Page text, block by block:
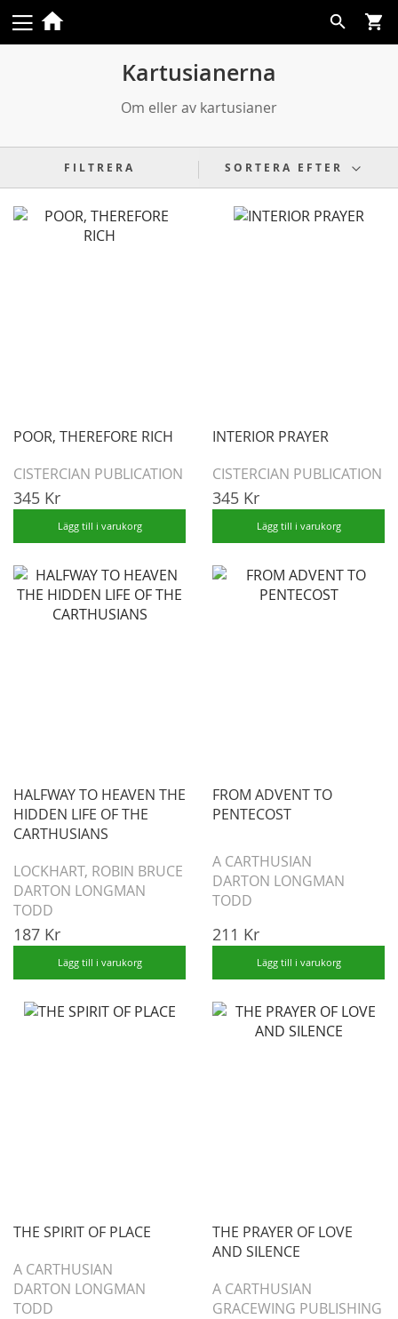
Skip
to
Search
Kartusianerna
Om eller av kartusianer
FILTRERA SORTERA EFTER
POOR, THEREFORE RICH
CISTERCIAN PUBLICATION
345 Kr
Lägg till i varukorg
INTERIOR PRAYER
CISTERCIAN PUBLICATION
345 Kr
Lägg till i varukorg
HALFWAY TO HEAVEN THE
HIDDEN LIFE OF THE
CARTHUSIANS
LOCKHART, ROBIN BRUCE
DARTON LONGMAN
TODD
187 Kr
Lägg till i varukorg
FROM ADVENT TO
PENTECOST
A CARTHUSIAN
DARTON LONGMAN
TODD
211 Kr
Lägg till i varukorg
THE SPIRIT OF PLACE
A CARTHUSIAN
DARTON LONGMAN
TODD
THE PRAYER OF LOVE
AND SILENCE
A CARTHUSIAN
GRACEWING PUBLISHING